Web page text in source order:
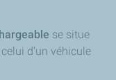
se situe
d’un véhicule